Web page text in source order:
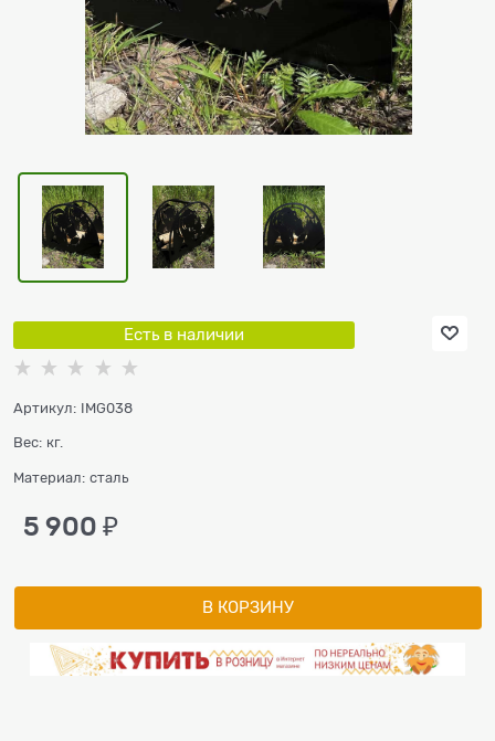
Есть в наличии
Артикул: IMG038
Вес: кг.
Материал: сталь
5 900 ₽
В КОРЗИНУ